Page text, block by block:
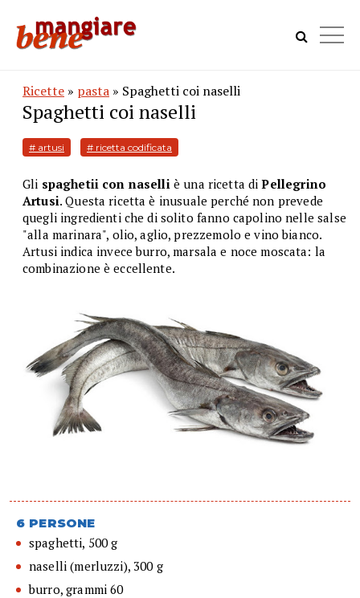
Ricette » pasta » Spaghetti coi naselli
Spaghetti coi naselli
# artusi # ricetta codificata
Gli spaghetii con naselliè una ricetta diPellegrino
Artusi. Questa ricetta è inusuale perché non prevede
quegli ingredienti che di solito fanno capolino nelle salse
"alla marinara", olio, aglio, prezzemolo e vino bianco.
Artusi indica invece burro, marsala e noce moscata: la
combinazione è eccellente.
6 PERSONE
spaghetti, 500 g
naselli (merluzzi), 300 g
burro, grammi 60